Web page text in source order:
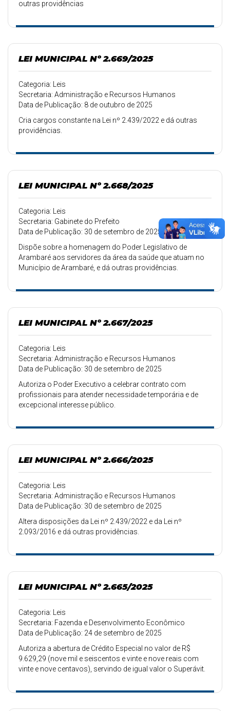
outras providências
LEI MUNICIPAL Nº 2.669/2025
Categoria: Leis
Secretaria: Administração e Recursos Humanos
Data de Publicação: 8 de outubro de 2025
Cria cargos constante na Lei nº 2.439/2022 e dá outras
providências.
LEI MUNICIPAL Nº 2.668/2025
Categoria: Leis
Secretaria: Gabinete do Prefeito
Data de Publicação: 30 de setembro de 2025
Dispõe sobre a homenagem do Poder Legislativo de
Arambaré aos servidores da área da saúde que atuam no
Município de Arambaré, e dá outras providências.
LEI MUNICIPAL Nº 2.667/2025
Categoria: Leis
Secretaria: Administração e Recursos Humanos
Data de Publicação: 30 de setembro de 2025
Autoriza o Poder Executivo a celebrar contrato com
profissionais para atender necessidade temporária e de
excepcional interesse público.
LEI MUNICIPAL Nº 2.666/2025
Categoria: Leis
Secretaria: Administração e Recursos Humanos
Data de Publicação: 30 de setembro de 2025
Altera disposições da Lei nº 2.439/2022 e da Lei nº
2.093/2016 e dá outras providências.
LEI MUNICIPAL Nº 2.665/2025
Categoria: Leis
Secretaria: Fazenda e Desenvolvimento Econômico
Data de Publicação: 24 de setembro de 2025
Autoriza a abertura de Crédito Especial no valor de R$
9.629,29 (nove mil e seiscentos e vinte e nove reais com
vinte e nove centavos), servindo de igual valor o Superávit.